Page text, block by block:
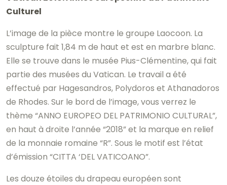
Culturel
L’image de la pièce montre le groupe Laocoon. La
sculpture fait 1,84 m de haut et est en marbre blanc.
Elle se trouve dans le musée Pius-Clémentine, qui fait
partie des musées du Vatican. Le travail a été
effectué par Hagesandros, Polydoros et Athanadoros
de Rhodes. Sur le bord de l’image, vous verrez le
thème “ANNO EUROPEO DEL PATRIMONIO CULTURAL”,
en haut à droite l’année “2018” et la marque en relief
de la monnaie romaine “R”. Sous le motif est l’état
d’émission “CITTA ‘DEL VATICOANO”.
Les douze étoiles du drapeau européen sont